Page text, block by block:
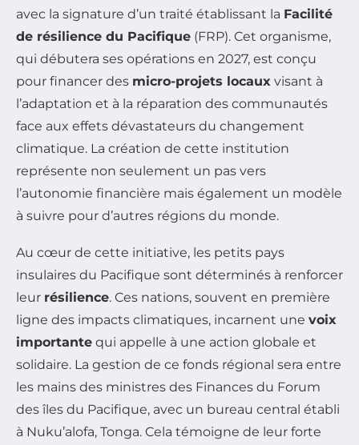
avec la signature d’un traité établissant la Facilité
de résilience du Pacifique (FRP). Cet organisme,
qui débutera ses opérations en 2027, est conçu
pour financer des micro-projets locaux visant à
l’adaptation et à la réparation des communautés
face aux effets dévastateurs du changement
climatique. La création de cette institution
représente non seulement un pas vers
l’autonomie financière mais également un modèle
à suivre pour d’autres régions du monde.
Au cœur de cette initiative, les petits pays
insulaires du Pacifique sont déterminés à renforcer
leur résilience. Ces nations, souvent en première
ligne des impacts climatiques, incarnent une voix
importante qui appelle à une action globale et
solidaire. La gestion de ce fonds régional sera entre
les mains des ministres des Finances du Forum
des îles du Pacifique, avec un bureau central établi
à Nuku’alofa, Tonga. Cela témoigne de leur forte